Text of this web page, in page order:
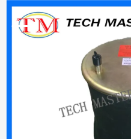
PRODUITS
master
auto